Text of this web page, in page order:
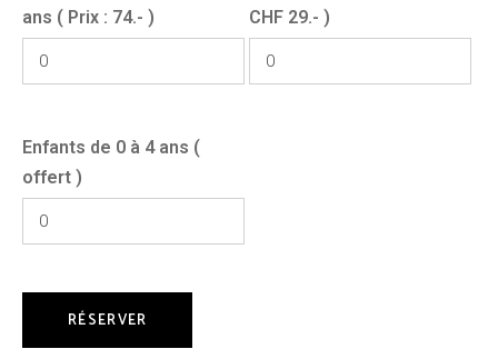
ans ( Prix : 74.- )
CHF 29.- )
Enfants de 0 à 4 ans (
offert )
RÉSERVER